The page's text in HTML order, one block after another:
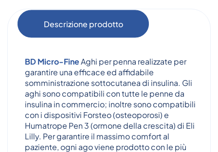
Descrizione prodotto
BD Micro-FineAghi per penna realizzate per
garantire una efficace ed affidabile
somministrazione sottocutanea di insulina. Gli
aghi sono compatibili con tutte le penne da
insulina in commercio; inoltre sono compatibili
con i dispositivi Forsteo (osteoporosi) e
Humatrope Pen 3 (ormone della crescita) di Eli
Lilly. Per garantire il massimo comfort al
paziente, ogni ago viene prodotto con le più